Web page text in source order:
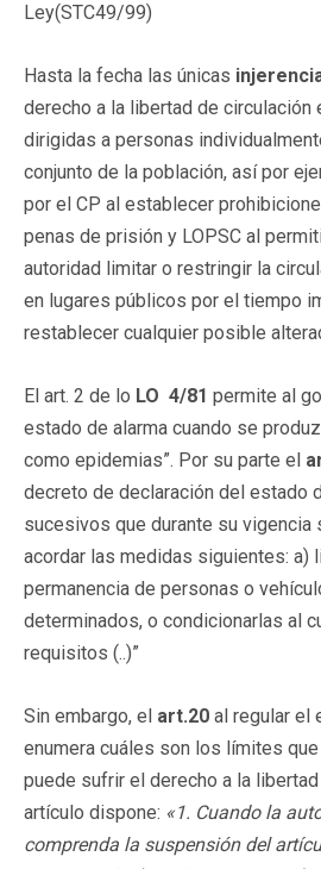
Ley(STC49/99)
Hasta la fecha las únicas
derecho a la libertad de circulación
dirigidas a personas
conjunto de la población, así por
por el CP al establecer
penas de prisión y LOPSC al
autoridad limitar o restringir la
en lugares públicos por el tiempo
restablecer cualquier posible
El art. 2 de lo LO 4/81 permite al
estado de alarma cuando se
como epidemias”. Por su parte el
decreto de declaración del estado
sucesivos que durante su vigencia
acordar las medidas siguientes: a)
permanencia de personas o
determinados, o condicionarlas al
requisitos (..)”
Sin embargo, el art.20 al regular el
enumera cuáles son los límites
puede sufrir el derecho a la
artículo dispone: «1. Cuando la
comprenda la suspensión del